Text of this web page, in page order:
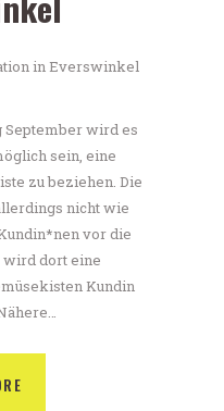
September wird es
sein, eine
zu beziehen. Die
nicht wie
vor die
wird dort eine
Kundin